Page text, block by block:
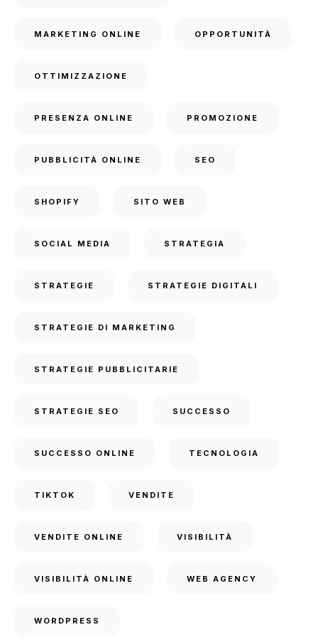
MARKETING ONLINE OPPORTUNITÀ
OTTIMIZZAZIONE
PRESENZA ONLINE PROMOZIONE
PUBBLICITÀ ONLINE SEO
SHOPIFY SITO WEB
SOCIAL MEDIA STRATEGIA
STRATEGIE STRATEGIE DIGITALI
STRATEGIE DI MARKETING
STRATEGIE PUBBLICITARIE
STRATEGIE SEO SUCCESSO
SUCCESSO ONLINE TECNOLOGIA
TIKTOK VENDITE
VENDITE ONLINE VISIBILITÀ
VISIBILITÀ ONLINE WEB AGENCY
WORDPRESS